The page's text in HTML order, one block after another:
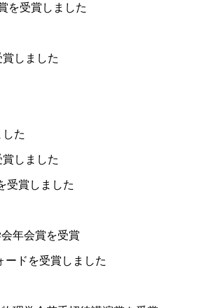
を受賞しました
しました
た
しました
受賞しました
年会賞を受賞
ードを受賞しました